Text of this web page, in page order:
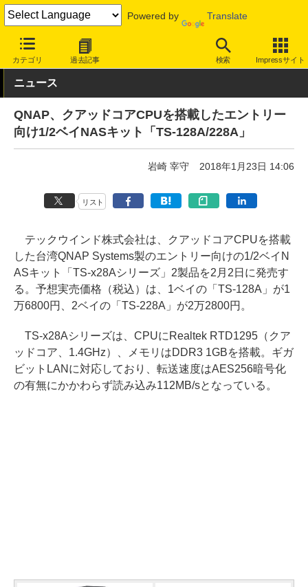
Powered by Translate
カテゴリ 過去記事 検索 Impressサイト
INTERNET Watch ハードウェア
ニュース
QNAP、クアッドコアCPUを搭載したエントリー
向け1/2ベイNASキット「TS-128A/228A」
岩崎 宰守 2018年1月23日 14:06
リスト
テックウインド株式会社は、クアッドコアCPUを搭載
した台湾QNAP Systems製のエントリー向けの1/2ベイN
ASキット「TS-x28Aシリーズ」2製品を2月2日に発売す
る。予想実売価格（税込）は、1ベイの「TS-128A」が1
万6800円、2ベイの「TS-228A」が2万2800円。
TS-x28Aシリーズは、CPUにRealtek RTD1295（クア
ッドコア、1.4GHz）、メモリはDDR3 1GBを搭載。ギガ
ビットLANに対応しており、転送速度はAES256暗号化
の有無にかかわらず読み込み112MB/sとなっている。